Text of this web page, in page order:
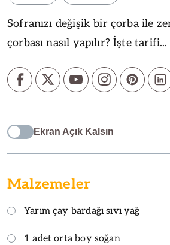
Sofranızı değişik bir çorba ile
çorbası nasıl yapılır? İşte tarifi...
Ekran Açık Kalsın
Malzemeler
Yarım çay bardağı sıvı yağ
1 adet orta boy soğan